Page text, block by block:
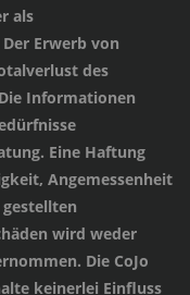
als
Erwerb von
des
Informationen
Eine Haftung
Angemessenheit
wird weder
Die CoJo
keinerlei Einfluss